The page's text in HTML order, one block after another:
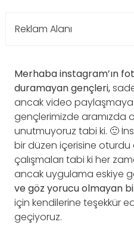
Reklam Alanı
Merhaba instagram’ın
duramayan gençleri,
ancak video
gençlerimizde aramızda
unutmuyoruz tabi ki. 🙂
bir düzen içerisine oturdu
çalışmaları tabi ki her
ancak uygulama eskiye
ve göz yorucu olmayan
için kendilerine teşekkür
geçiyoruz.